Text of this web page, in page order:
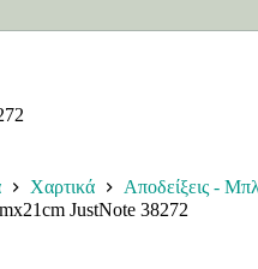
Χαρτικά
Αποδείξεις -
JustNote 38272